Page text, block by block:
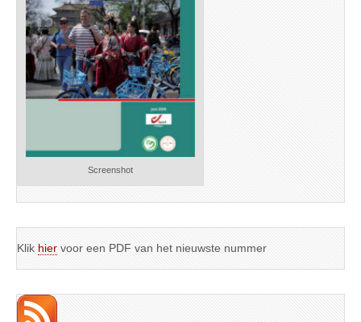
Screenshot
Klik hier voor een PDF van het nieuwste nummer